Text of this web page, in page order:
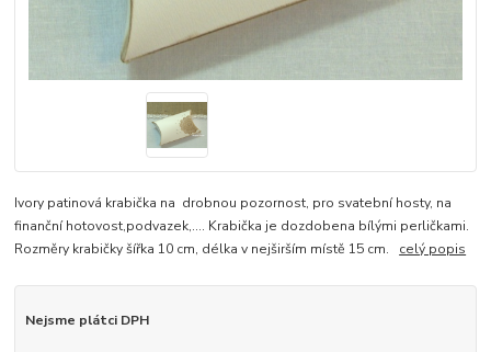
Ivory patinová krabička na drobnou pozornost, pro svatební hosty, na
finanční hotovost,podvazek,.... Krabička je dozdobena bílými perličkami.
Rozměry krabičky šířka 10 cm, délka v nejširším místě 15 cm. celý popis
Nejsme plátci DPH